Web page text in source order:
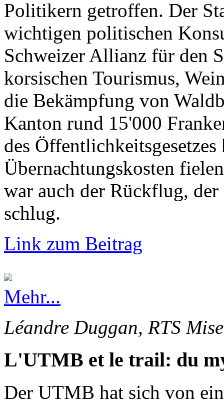
Politikern getroffen. Der
wichtigen politischen
Schweizer Allianz für den
korsischen Tourismus,
die Bekämpfung von
Kanton rund 15'000
des
Übernachtungskosten
war auch der Rückflug,
schlug.
Link zum Beitrag
Mehr...
Léandre Duggan, RTS
L'UTMB et le trail: du
Der UTMB hat sich von